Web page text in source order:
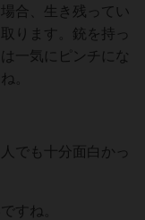
合、生き残ってい
ります。銃を持っ
一気にピンチにな
。
でも十分面白かっ
すね。